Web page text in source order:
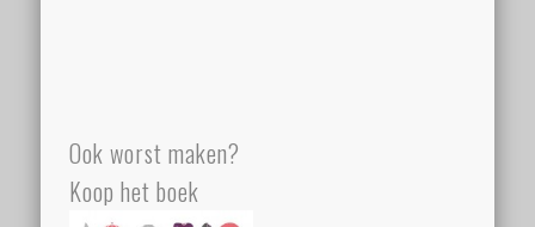
Ook worst maken?
Koop het boek